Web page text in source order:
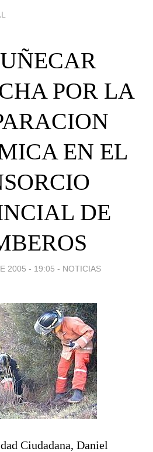
POR LA
EN EL
DE
2005 - 19:05 - NOTICIAS
Ciudadana, Daniel